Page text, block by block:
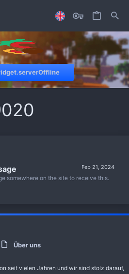
Feb 21, 2024
somewhere on the site to receive this.
Über uns
seit vielen Jahren und wir sind stolz darauf,